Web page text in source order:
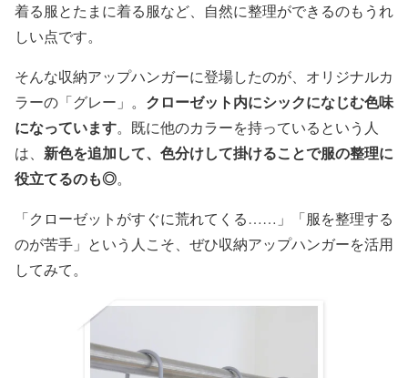
着る服とたまに着る服など、自然に整理ができるのもうれ
しい点です。
そんな収納アップハンガーに登場したのが、オリジナルカ
ラーの「グレー」。 クローゼット内にシックになじむ色味
になっています。既に他のカラーを持っているという人
は、 新色を追加して、色分けして掛けることで服の整理に
役立てるのも◎。
「クローゼットがすぐに荒れてくる……」「服を整理する
のが苦手」という人こそ、ぜひ収納アップハンガーを活用
してみて。